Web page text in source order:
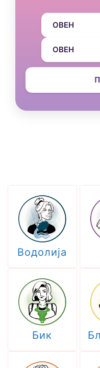
Водолија
Бик